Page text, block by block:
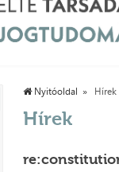
Nyitóoldal Hírek
Hírek